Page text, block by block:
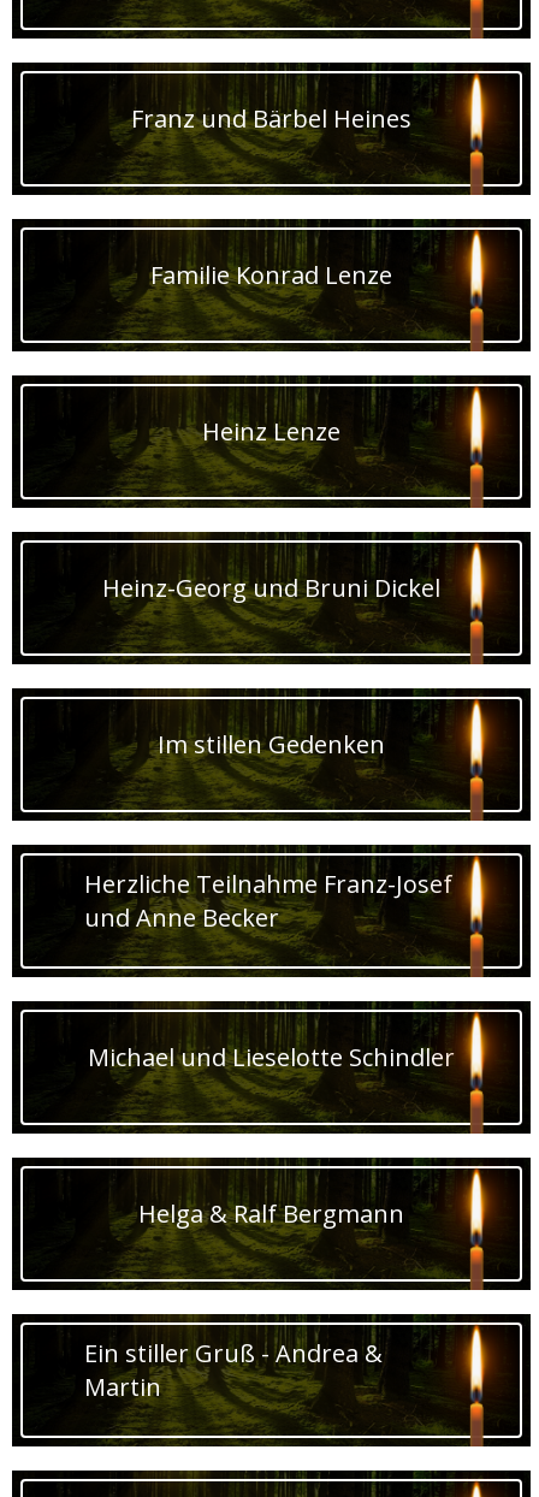
Franz und Bärbel Heines
Familie Konrad Lenze
Heinz Lenze
Heinz-Georg und Bruni Dickel
Im stillen Gedenken
Herzliche Teilnahme Franz-Josef
und Anne Becker
Michael und Lieselotte Schindler
Helga & Ralf Bergmann
Ein stiller Gruß - Andrea &
Martin